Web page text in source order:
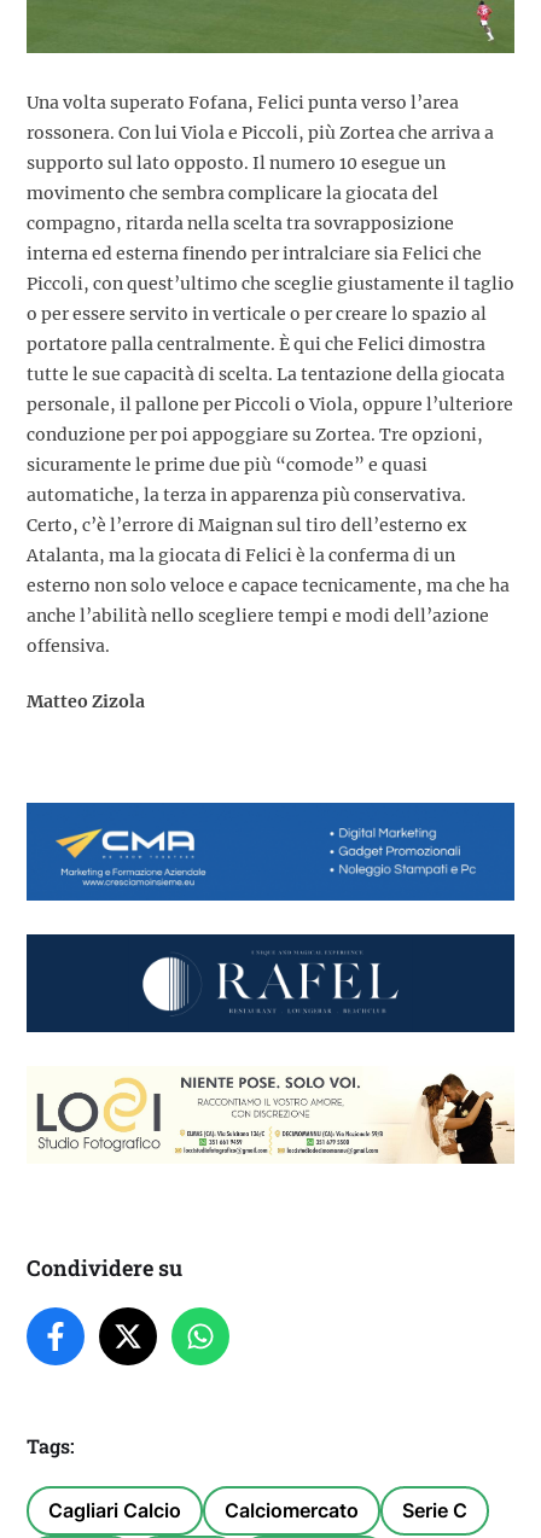
Una volta superato Fofana, Felici punta verso l’area
rossonera. Con lui Viola e Piccoli, più Zortea che arriva a
supporto sul lato opposto. Il numero 10 esegue un
movimento che sembra complicare la giocata del
compagno, ritarda nella scelta tra sovrapposizione
interna ed esterna finendo per intralciare sia Felici che
Piccoli, con quest’ultimo che sceglie giustamente il taglio
o per essere servito in verticale o per creare lo spazio al
portatore palla centralmente. È qui che Felici dimostra
tutte le sue capacità di scelta. La tentazione della giocata
personale, il pallone per Piccoli o Viola, oppure l’ulteriore
conduzione per poi appoggiare su Zortea. Tre opzioni,
sicuramente le prime due più “comode” e quasi
automatiche, la terza in apparenza più conservativa.
Certo, c’è l’errore di Maignan sul tiro dell’esterno ex
Atalanta, ma la giocata di Felici è la conferma di un
esterno non solo veloce e capace tecnicamente, ma che ha
anche l’abilità nello scegliere tempi e modi dell’azione
offensiva.
Matteo Zizola
Condividere su
Tags:
Cagliari Calcio Calciomercato Serie C